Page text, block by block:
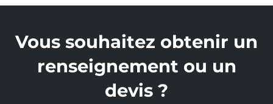
Vous souhaitez obtenir un
renseignement ou un
devis ?